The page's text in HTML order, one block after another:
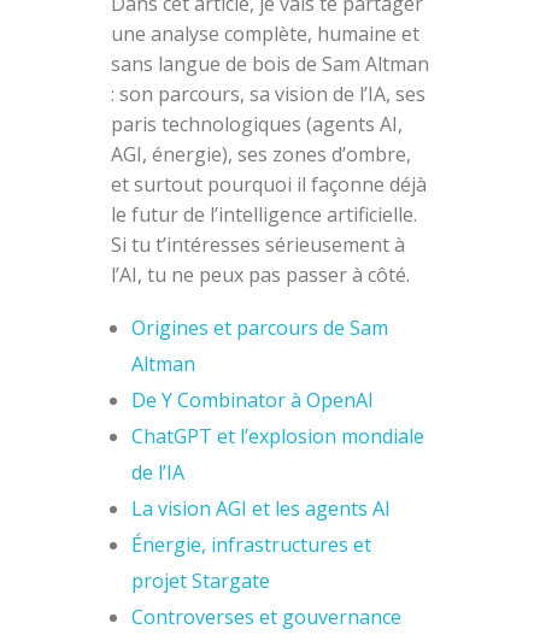
une analyse complète, humaine et
sans langue de bois de Sam Altman
: son parcours, sa vision de l’IA, ses
paris technologiques (agents AI,
AGI, énergie), ses zones d’ombre,
et surtout pourquoi il façonne déjà
le futur de l’intelligence artificielle.
Si tu t’intéresses sérieusement à
l’AI, tu ne peux pas passer à côté.
Origines et parcours de Sam
Altman
De Y Combinator à OpenAI
ChatGPT et l’explosion mondiale
de l’IA
La vision AGI et les agents AI
Énergie, infrastructures et
projet Stargate
Controverses et gouvernance